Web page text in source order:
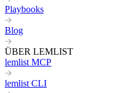
Playbooks
Blog
ÜBER LEMLIST
lemlist MCP
lemlist CLI